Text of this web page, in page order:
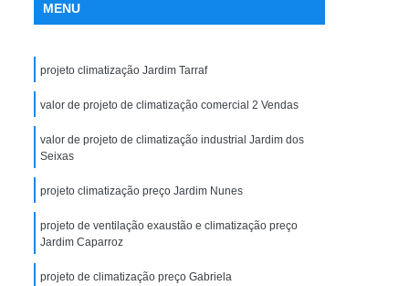
Maceno
Robotizada de Dutos de Ar Condicionado
Plano de Manutenção Operação e Controle
e Controle para Ar Condicionado
Ar Condicionado São José do Rio Preto
Pmoc de Ar Condicionado
de Manutenção Operação e Controle
MENU
projeto climatização Jardim Tarraf
valor de projeto de climatização comercial 2 Vendas
valor de projeto de climatização industrial Jardim dos
Seixas
projeto climatização preço Jardim Nunes
projeto de ventilação exaustão e climatização preço
Jardim Caparroz
projeto de climatização preço Gabriela